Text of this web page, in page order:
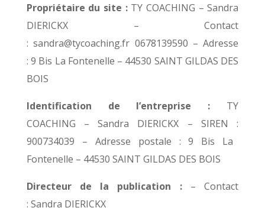
Propriétaire du site : TY COACHING – Sandra
DIERICKX
– Contact
: sandra@tycoaching.fr 0678139590 – Adresse
: 9 Bis La Fontenelle – 44530 SAINT GILDAS DES
BOIS
Identification de l’entreprise : TY
COACHING – Sandra DIERICKX – SIREN :
900734039
– Adresse postale : 9 Bis La
Fontenelle – 44530 SAINT GILDAS DES BOIS
Directeur de la publication :
– Contact
: Sandra DIERICKX